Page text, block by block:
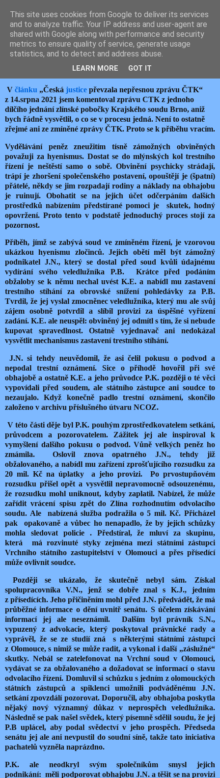
JEMELIK ZDENĚK
čtvrtek 16. září 2021
HON NA HYENY
V článku „Česká justice převzala nepřesnou zprávu ČTK“
z 14.srpna 2021 jsem komentoval zprávu CTK z jednoho
dílčího jednání zlínské pobočky Krajského soudu Brno, aniž
bych řádně vysvětlil, o co se v procesu jedná. Není to ostatně
zřejmé ani ze zmíněné zprávy ČTK. Proto se k příběhu vracím.
Vydělávání peněz zneužitím tísně zámožných obviněných
považuji za hyenismus. Dostat se do mlýnských kol trestního
řízení je neštěstí samo o sobě. Obvinění psychicky strádají,
trápí je zhoršení společenského postavení, opouštějí je (špatní)
přátelé, někdy se jim rozpadají rodiny a náklady na obhajobu
je ruinují. Obohatit se na jejich účet odčerpáním dalších
prostředků nabízením předstírané pomoci je skutek, hodný
opovržení. Proto tento v podstatě jednoduchý proces stojí za
pozornost.
Příběh, jímž se zabývá soud ve zmíněném řízení, je vzorovou
ukázkou hyenismu zločinců. Jejich obětí měl být zámožný
podnikatel J.N., který se dostal před soud kvůli údajnému
vydírání svého veledlužníka P.B. Krátce před podáním
obžaloby se k němu nechal uvést K.E. a nabídl mu zastavení
trestního stíhání za obrovské snížení pohledávky za P.B.
Tvrdil, že jej vyslal zmocněnecveledlužníka, který mu ale svůj
zájem osobně potvrdil a slíbil provizi za úspěšné vyřízení
zadání. K.E. ale neuspěl: obviněný jej odmítl s tím, že si nebude
kupovat spravedlnost. Ostatně vyjednavač ani nedokázal
vysvětlit mechanismus zastavení trestního stíhání.
J.N. si tehdy neuvědomil, že asi čelil pokusu o podvod a
nepodal trestní oznámení. Sice o příhodě hovořil při své
obhajobě a ostatně K.E. a jeho průvodce P.K. později o té věci
vypovídali před soudem, ale státního zástupce ani soudce to
nezaujalo. Když konečně padlo trestní oznámení, skončilo
založeno v archivu příslušného útvaru NCOZ.
V této části děje byl P.K. pouhým zprostředkovatelem setkání,
průvodcem a pozorovatelem. Zážitek jej ale inspiroval k
vymyšlení dalšího pokusu o podvod. Vůně velkých peněz ho
zmámila. Oslovil znova opatrného J.N., tehdy již
obžalovaného, a nabídl mu zařízení zprošťujícího rozsudku za
20 mil. Kč na úplatky a jeho provizi. Po prvostupňovém
rozsudku přišel opět a vysvětlil nepravomocně odsouzenému,
že rozsudku mohl uniknout, kdyby zaplatil. Nabízel, že může
zařídit vrácení spisu zpět do Zlína rozhodnutím odvolacího
soudu. Ale nabízená služba podražila o 5 mil. Kč. Přicházel
pak opakovaně a vůbec ho nenapadlo, že by jejich schůzky
mohla sledovat policie . Předstíral, že mluví za skupinu,
která má rozvinuté styky zejména mezi státními zástupci
Vrchního státního zastupitelství v Olomouci a přes přísedící
může ovlivnit soudce.
Později se ukázalo, že skutečně nebyl sám. Získal
spolupracovníka V.N., jenž se dobře znal s K.J., jedním
z přísedících. Jeho přičiněním mohl před J.N. předvádět, že má
průběžné informace o dění uvnitř senátu. S účelem získávání
informací jej ale neseznámil. Dalším byl právník S.N.,
vypuzený z advokacie, který poskytoval právnické rady a
vyprávěl, žese ze studií zná s některými státními zástupci
z Olomouce, s nimiž se může radit, a vykonal i další „záslužné“
skutky. Nebál se zatelefonovat na Vrchní soud v Olomouci,
vydávat se za obžalovaného a dožadovat se informací o stavu
odvolacího řízení. Domluvil si schůzku s jedním z olomouckých
státních zástupců a spiklenci umožnili podváděnému J.N.
setkání zpovzdálí pozorovat. Doporučil, aby obhajoba poskytla
nějaký nový významný důkaz v neprospěch veledlužníka.
Následně se pak našel svědek, který písemně sdělil soudu, že jej
P.B uplácel, aby podal svědectví v jeho prospěch. Předseda
senátu jej ale ani nevpustil do soudní síně, takže tato iniciativa
pachatelů vyzněla naprázdno.
P.K. ale neodkryl svým společníkům smysl jejich
podnikání: měli podporovat obhajobu J.N. a těšit se na provizi
This site uses cookies from Google to deliver its services
and to analyze traffic. Your IP address and user-agent are
shared with Google along with performance and security
metrics to ensure quality of service, generate usage
statistics, and to detect and address abuse.
LEARN MORE GOT IT